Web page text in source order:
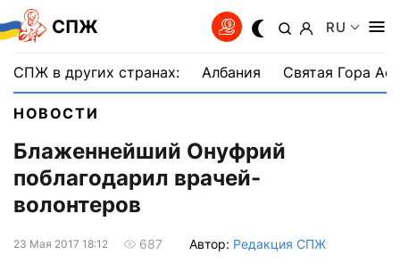
СПЖ RU
СПЖ в других странах: Албания Святая Гора
НОВОСТИ
Блаженнейший Онуфрий
поблагодарил врачей-
волонтеров
23 Мая 2017 18:12 687 Автор: Редакция СПЖ